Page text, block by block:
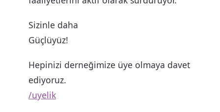
Sizinle daha
Güçlüyüz!
Hepinizi derneğimize üye olmaya davet
ediyoruz.
/uyelik